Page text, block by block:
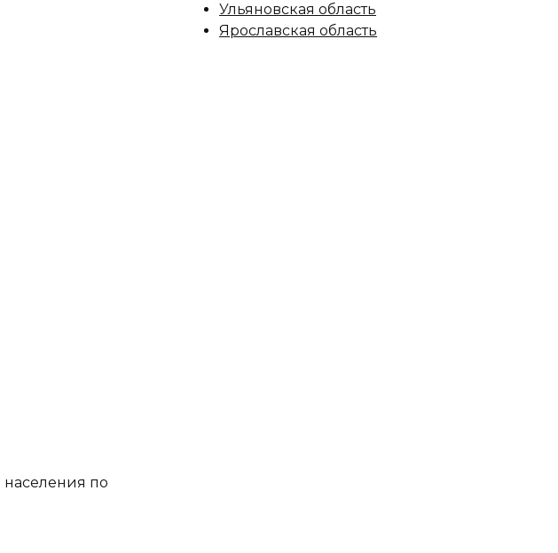
Ульяновская область
Ярославская область